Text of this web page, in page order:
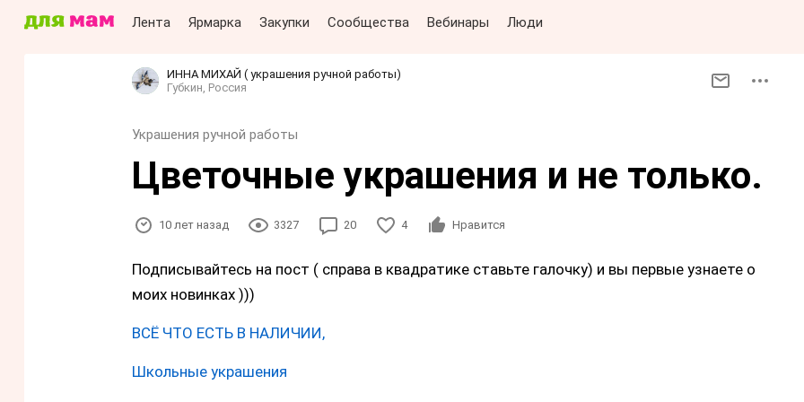
Лента Ярмарка Закупки Сообщества Вебинары Люди
ИННА МИХАЙ ( украшения ручной работы)
Губкин, Россия
Украшения ручной работы
Цветочные украшения и не только.
10 лет назад 3327 20 4 Нравится
Подписывайтесь на пост ( справа в квадратике ставьте галочку) и вы первые узнаете о
моих новинках )))
ВСЁ ЧТО ЕСТЬ В НАЛИЧИИ,
Школьные украшения